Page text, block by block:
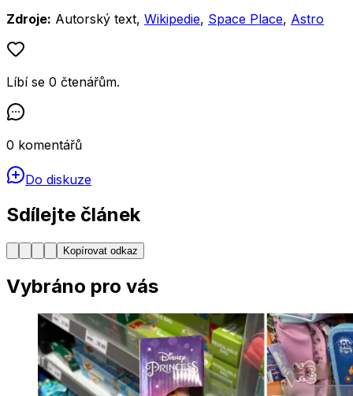
Zdroje: Autorský text, Wikipedie, Space Place, Astro
Líbí se 0 čtenářům.
0 komentářů
Do diskuze
Sdílejte článek
Kopírovat odkaz
Vybráno pro vás